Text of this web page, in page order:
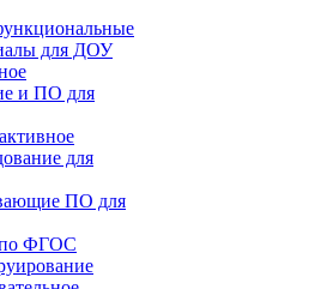
для ДОУ
и ПО для
для
ПО для
ФГОС